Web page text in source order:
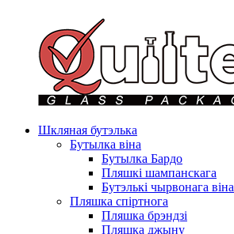
Шкляная бутэлька
Бутылка віна
Бутылка Бардо
Пляшкі шампанскага
Бутэлькі чырвонага віна
Пляшка спіртнога
Пляшка брэндзі
Пляшка джыну